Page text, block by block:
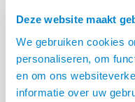
Deze website maakt
We gebruiken cookies
personaliseren, om
en om ons
informatie over uw
Ruwvoer in de